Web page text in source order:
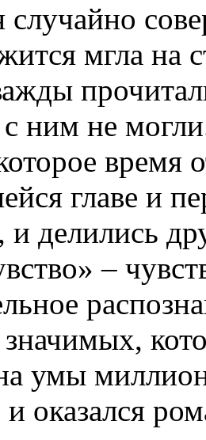
случайно
мгла на
с ним не
время
главе и
и делились
–
умы
оказался